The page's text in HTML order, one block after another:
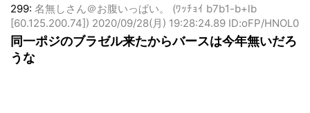
299: 名無しさん＠お腹いっぱい。 (ﾜｯﾁｮｲ b7b1-b+lb
[60.125.200.74]) 2020/09/28(月) 19:28:24.89 ID:oFP/HNOL0
同一ポジのブラゼル来たからバースは今年無いだろ
うな